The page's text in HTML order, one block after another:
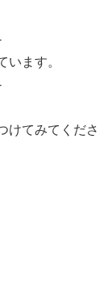
います。
けてみてくださ